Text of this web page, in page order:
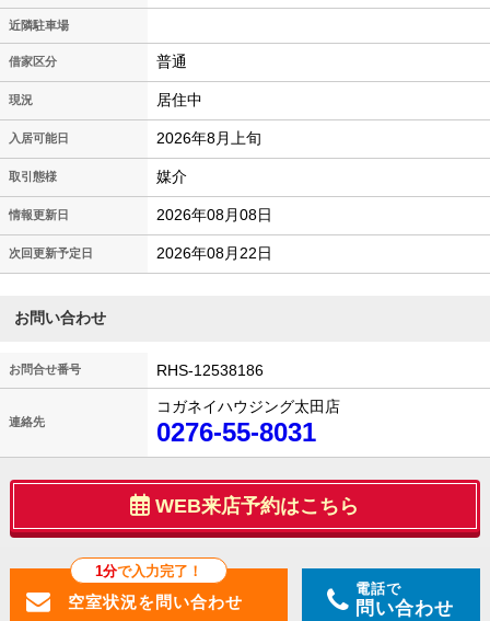
近隣駐車場
借家区分 普通
現況 居住中
入居可能日 2026年8月上旬
取引態様 媒介
情報更新日 2026年08月08日
次回更新予定日 2026年08月22日
お問い合わせ
お問合せ番号 RHS-12538186
連絡先
コガネイハウジング太田店
0276-55-8031
WEB来店予約はこちら
1分で入力完了！
電話で
問い合わせ